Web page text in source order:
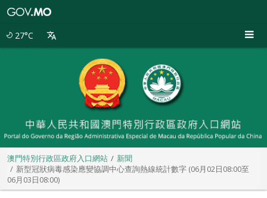
27°C
澳門特別行政區政府入口網站
新聞
新型冠狀病毒感染應變協調中心查詢熱線統計數字 (06月02日08:00至
06月03日08:00)